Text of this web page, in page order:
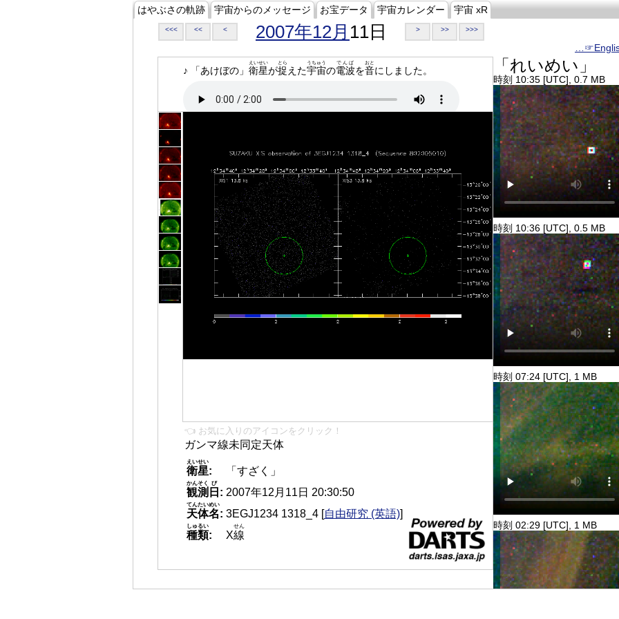
はやぶさの軌跡 宇宙からのメッセージ お宝データ 宇宙カレンダー 宇宙 xR
<<< << < 2007年12月 11日 > >> >>>
♪ 「あけぼの」 衛星
えいせい
が捉
とら
えた宇宙
うちゅう
の電波
でんぱ
を音
おと
にしました。
👈 お気に入りのアイコンをクリック！
ガンマ線未同定天体
衛星
えいせい
:
「すざく」
観測
かんそく
日
び
: 2007年12月11日 20:30:50
天体名
てんたいめい
: 3EGJ1234 1318_4 [自由研究 (英語)]
種類
しゅるい
: X線
せん
「れいめい」
時刻 10:35 [UTC], 0.7 MB
時刻 10:36 [UTC], 0.5 MB
時刻 07:24 [UTC], 1 MB
時刻 02:29 [UTC], 1 MB